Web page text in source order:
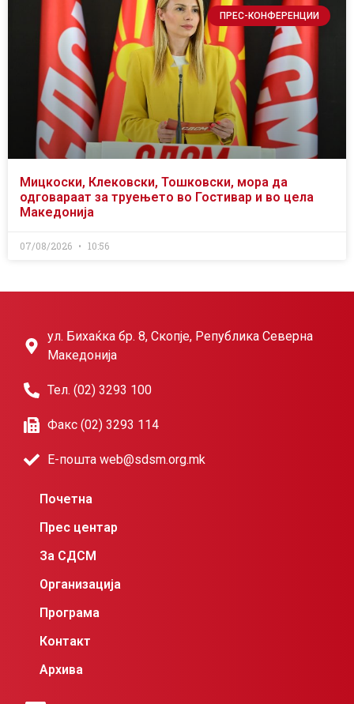
ПРЕС-КОНФЕРЕНЦИИ
Мицкоски, Клековски, Тошковски, мора да
одговараат за труењето во Гостивар и во цела
Македонија
07/08/2026 10:56
ул. Бихаќка бр. 8, Скопје, Република Северна
Македонија
Тел. (02) 3293 100
Факс (02) 3293 114
Е-пошта web@sdsm.org.mk
Почетна
Прес центар
За СДСМ
Организација
Програма
Контакт
Архива